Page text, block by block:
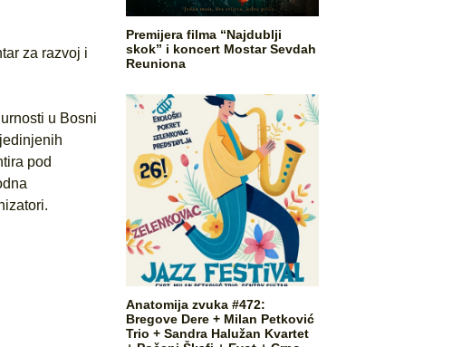
za razvoj i
u Bosni
pod
Premijera filma “Najdublji
skok” i koncert Mostar Sevdah
Reuniona
Anatomija zvuka #472:
Bregove Dere + Milan Petković
Trio + Sandra Halužan Kvartet